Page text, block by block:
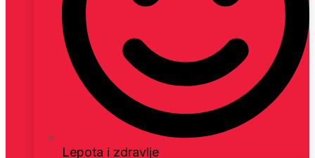
Lepota i zdravlje